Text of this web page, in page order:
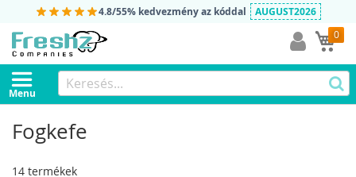
4.8/55% kedvezmény az kóddal AUGUST2026
0
Menu
Fogkefe
14 termékek